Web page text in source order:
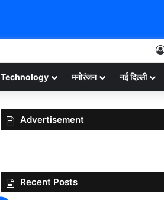
Technology मनोरंजन नई दिल्ली
Advertisement
Recent Posts